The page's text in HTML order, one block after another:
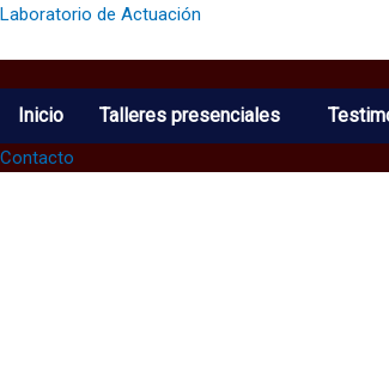
Ir
Laboratorio de Actuación
Inicio Talleres presenciales
Contacto